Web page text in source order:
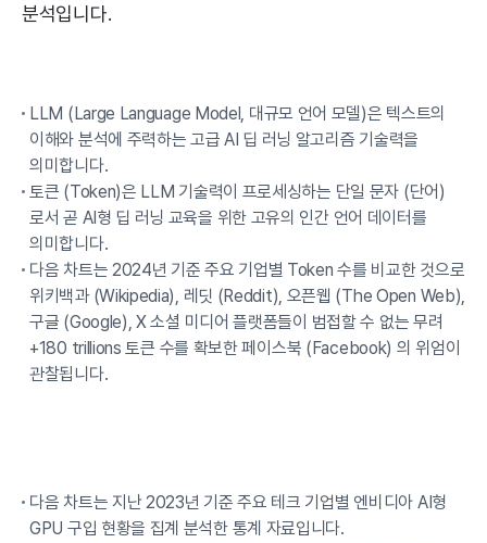
분석입니다.
LLM (Large Language Model, 대규모 언어 모델)은 텍스트의
이해와 분석에 주력하는 고급 AI 딥 러닝 알고리즘 기술력을
의미합니다.
토큰 (Token)은 LLM 기술력이 프로세싱하는 단일 문자 (단어)
로서 곧 AI형 딥 러닝 교육을 위한 고유의 인간 언어 데이터를
의미합니다.
다음 차트는 2024년 기준 주요 기업별 Token 수를 비교한 것으로
위키백과 (Wikipedia), 레딧 (Reddit), 오픈웹 (The Open Web),
구글 (Google), X 소셜 미디어 플랫폼들이 범접할 수 없는 무려
+180 trillions 토큰 수를 확보한 페이스북 (Facebook) 의 위엄이
관찰됩니다.
다음 차트는 지난 2023년 기준 주요 테크 기업별 엔비디아 AI형
GPU 구입 현황을 집계 분석한 통계 자료입니다.